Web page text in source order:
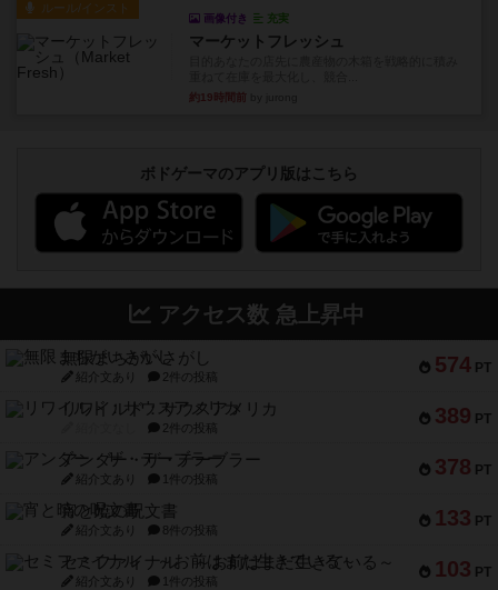
ルール/インスト
画像付き 充実
マーケットフレッシュ
約19時間前
ボドゲーマのアプリ版はこちら
アクセス数 急上昇中
574 PT
無限まちがいさがし
紹介文あり 2件の投稿
389 PT
リワイルド：サウスアメリカ
2件の投稿
378 PT
アンダー・ザ・テーブラー
紹介文あり 1件の投稿
133 PT
宵と暁の呪文書
紹介文あり 8件の投稿
103 PT
セミファイナル ～お前はまだ生きている～
紹介文あり 1件の投稿